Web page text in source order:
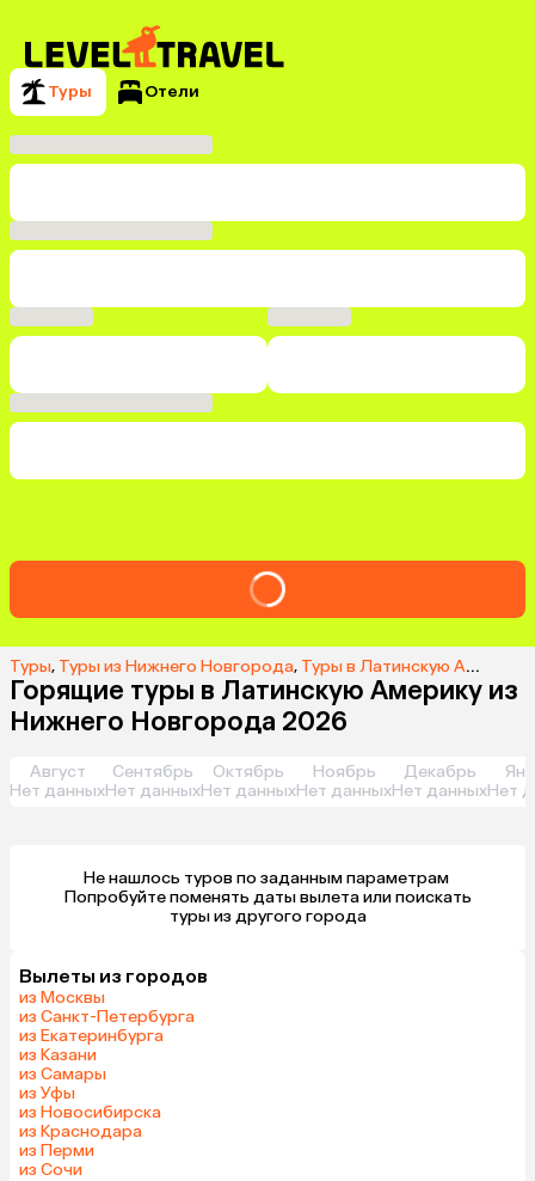
Туры Отели
Туры, Туры из Нижнего Новгорода, Туры в Латинскую Америку из Нижнего Новгорода
Горящие туры в Латинскую Америку из
Нижнего Новгорода 2026
Август
Нет данных
Сентябрь
Нет данных
Октябрь
Нет данных
Ноябрь
Нет данных
Декабрь
Нет данныхНет
Не нашлось туров по заданным параметрам
туры из другого города
Вылеты из городов
из Москвы
из Санкт-Петербурга
из Екатеринбурга
из Казани
из Самары
из Уфы
из Новосибирска
из Краснодара
из Перми
из Сочи